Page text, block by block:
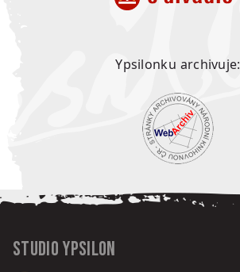
Ypsilonku archivuje:
Studio Ypsilon